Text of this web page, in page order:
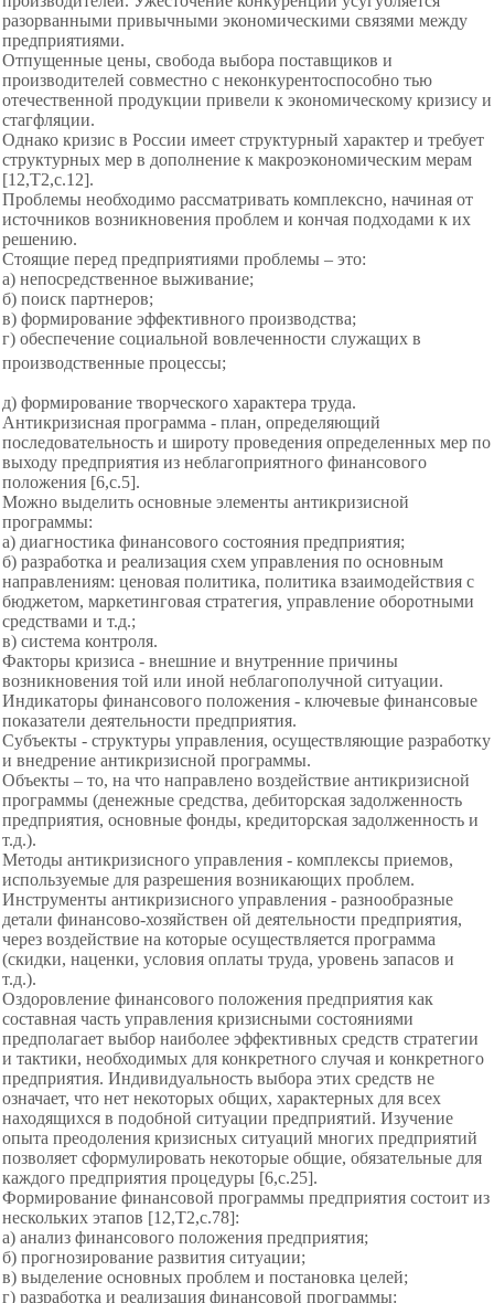
разорванными привычными экономическими связями между
предприятиями.
Отпущенные цены, свобода выбора поставщиков и
производителей совместно с неконкурентоспособно тью
отечественной продукции привели к экономическому кризису и
стагфляции.
Однако кризис в России имеет структурный характер и требует
структурных мер в дополнение к макроэкономическим мерам
[12,Т2,с.12].
Проблемы необходимо рассматривать комплексно, начиная от
источников возникновения проблем и кончая подходами к их
решению.
Стоящие перед предприятиями проблемы – это:
а) непосредственное выживание;
б) поиск партнеров;
в) формирование эффективного производства;
г) обеспечение социальной вовлеченности служащих в
производственные процессы;
д) формирование творческого характера труда.
Антикризисная программа - план, определяющий
последовательность и широту проведения определенных мер по
выходу предприятия из неблагоприятного финансового
положения [6,с.5].
Можно выделить основные элементы антикризисной
программы:
а) диагностика финансового состояния предприятия;
б) разработка и реализация схем управления по основным
направлениям: ценовая политика, политика взаимодействия с
бюджетом, маркетинговая стратегия, управление оборотными
средствами и т.д.;
в) система контроля.
Факторы кризиса - внешние и внутренние причины
возникновения той или иной неблагополучной ситуации.
Индикаторы финансового положения - ключевые финансовые
показатели деятельности предприятия.
Субъекты - структуры управления, осуществляющие разработку
и внедрение антикризисной программы.
Объекты – то, на что направлено воздействие антикризисной
программы (денежные средства, дебиторская задолженность
предприятия, основные фонды, кредиторская задолженность и
т.д.).
Методы антикризисного управления - комплексы приемов,
используемые для разрешения возникающих проблем.
Инструменты антикризисного управления - разнообразные
детали финансово-хозяйствен ой деятельности предприятия,
через воздействие на которые осуществляется программа
(скидки, наценки, условия оплаты труда, уровень запасов и
т.д.).
Оздоровление финансового положения предприятия как
составная часть управления кризисными состояниями
предполагает выбор наиболее эффективных средств стратегии
и тактики, необходимых для конкретного случая и конкретного
предприятия. Индивидуальность выбора этих средств не
означает, что нет некоторых общих, характерных для всех
находящихся в подобной ситуации предприятий. Изучение
опыта преодоления кризисных ситуаций многих предприятий
позволяет сформулировать некоторые общие, обязательные для
каждого предприятия процедуры [6,с.25].
Формирование финансовой программы предприятия состоит из
нескольких этапов [12,Т2,с.78]:
а) анализ финансового положения предприятия;
б) прогнозирование развития ситуации;
в) выделение основных проблем и постановка целей;
г) разработка и реализация финансовой программы: